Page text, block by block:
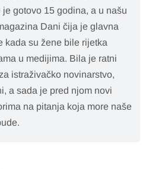
gotovo 15 godina, a u našu
Dani čija je glavna
kada su žene bile rijetka
u medijima. Bila je ratni
istraživačko novinarstvo,
a sada je pred njom novi
na pitanja koja more naše